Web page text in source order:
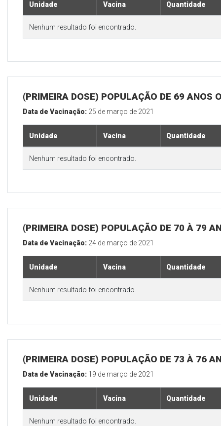
Unidade Vacina Quantidade
Nenhum resultado foi encontrado.
(PRIMEIRA DOSE) POPULAÇÃO DE 69 ANOS
Data de Vacinação: 25 de março de 2021
Unidade Vacina Quantidade
Nenhum resultado foi encontrado.
(PRIMEIRA DOSE) POPULAÇÃO DE 70 À 79
Data de Vacinação: 24 de março de 2021
Unidade Vacina Quantidade
Nenhum resultado foi encontrado.
(PRIMEIRA DOSE) POPULAÇÃO DE 73 À 76
Data de Vacinação: 19 de março de 2021
Unidade Vacina Quantidade
Nenhum resultado foi encontrado.